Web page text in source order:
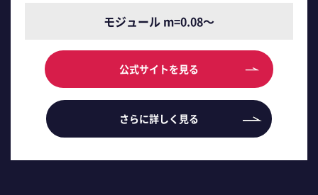
モジュール m=0.08～
公式サイトを見る
さらに詳しく見る